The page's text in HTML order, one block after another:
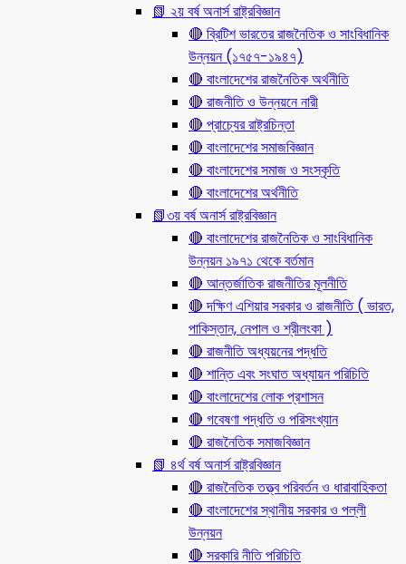
📗 ২য় বর্ষ অনার্স রাষ্ট্রবিজ্ঞান
🔴 ব্রিটিশ ভারতের রাজনৈতিক ও সাংবিধানিক
উন্নয়ন (১৭৫৭-১৯৪৭)
🔴 বাংলাদেশের রাজনৈতিক অর্থনীতি
🔴 রাজনীতি ও উন্নয়নে নারী
🔴 প্রাচ্যের রাষ্ট্রচিন্তা
🔴 বাংলাদেশের সমাজবিজ্ঞান
🔴 বাংলাদেশের সমাজ ও সংস্কৃতি
🔴 বাংলাদেশের অর্থনীতি
📗৩য় বর্ষ অনার্স রাষ্ট্রবিজ্ঞান
🔴 বাংলাদেশের রাজনৈতিক ও সাংবিধানিক
উন্নয়ন ১৯৭১ থেকে বর্তমান
🔴 আন্তর্জাতিক রাজনীতির মূলনীতি
🔴 দক্ষিণ এশিয়ার সরকার ও রাজনীতি ( ভারত,
পাকিস্তান, নেপাল ও শ্রীলংকা )
🔴 রাজনীতি অধ্যয়নের পদ্ধতি
🔴 শান্তি এবং সংঘাত অধ্যায়ন পরিচিতি
🔴 বাংলাদেশের লোক প্রশাসন
🔴 গবেষণা পদ্ধতি ও পরিসংখ্যান
🔴 রাজনৈতিক সমাজবিজ্ঞান
📗 ৪র্থ বর্ষ অনার্স রাষ্ট্রবিজ্ঞান
🔴 রাজনৈতিক তত্ত্ব পরিবর্তন ও ধারাবাহিকতা
🔴 বাংলাদেশের স্থানীয় সরকার ও পল্লী
উন্নয়ন
🔴 সরকারি নীতি পরিচিতি